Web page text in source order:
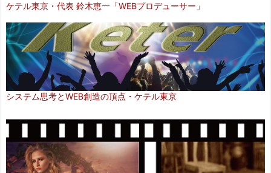
ケテル東京・代表 鈴木恵一「WEBプロデューサー」
システム思考とWEB創造の頂点・ケテル東京